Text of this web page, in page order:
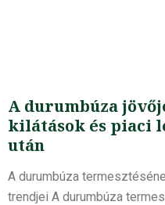
A durumbúza
kilátások és piaci
után
A durumbúza
trendjei A durumbúza